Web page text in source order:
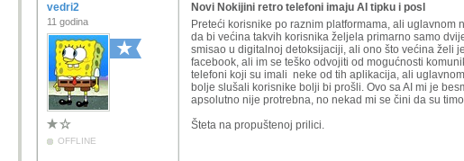
vedri2
11 godina
OFFLINE
Novi Nokijini retro telefoni imaju AI tipku i posl
Preteći korisnike po raznim platformama, ali
da bi većina takvih korisnika željela primarno samo
smisao u digitalnoj detoksijaciji, ali ono što većina želi
facebook, ali im se teško odvojiti od mogućnosti
telefoni koji su imali neke od tih aplikacija, ali
bolje slušali korisnike bolji bi prošli. Ovo sa AI mi je
apsolutno nije protrebna, no nekad mi se čini da su
Šteta na propuštenoj prilici.